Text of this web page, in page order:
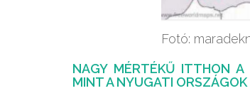
Fotó:
NAGY MÉRTÉKŰ ITTHON A
MINT A NYUGATI ORSZÁGOK